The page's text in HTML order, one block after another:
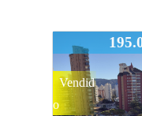
Vendid
o